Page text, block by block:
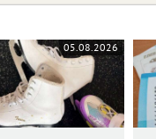
05.08.2026